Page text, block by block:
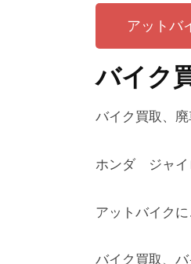
アットバ
バイク
バイク買取、
ホンダ ジャ
アットバイクに
バイク買取、バ